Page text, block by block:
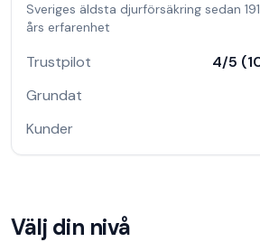
Sveriges äldsta djurförsäkring sedan
års erfarenhet
Trustpilot 4/5 (
Grundat
Kunder
Välj din nivå